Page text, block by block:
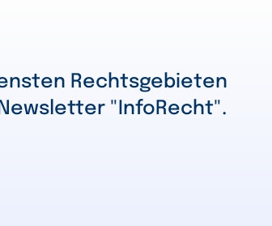
Rechtsgebieten
"InfoRecht".